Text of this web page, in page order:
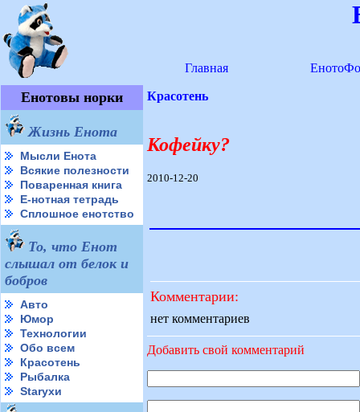
Главная
Енотовы норки
Жизнь Енота
Мысли Енота
Всякие полезности
Поваренная книга
Е-нотная тетрадь
Сплошное енотство
То, что Енот
слышал от белок и
бобров
Авто
Юмор
Технологии
Обо всем
Красотень
Рыбалка
Starухи
Красотень
Кофейку?
2010-12-20
Комментарии:
нет комментариев
Добавить свой комментарий